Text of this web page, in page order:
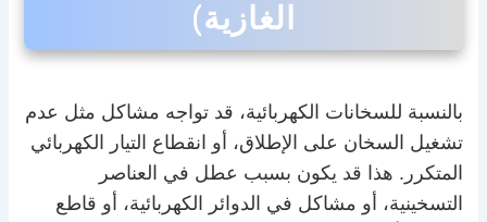
الغازية)
بالنسبة للسخانات الكهربائية، قد تواجه مشاكل مثل عدم
تشغيل السخان على الإطلاق، أو انقطاع التيار الكهربائي
المتكرر. هذا قد يكون بسبب عطل في العناصر
التسخينية، أو مشاكل في الدوائر الكهربائية، أو قاطع